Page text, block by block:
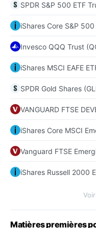
SPDR S&P 500 ETF
iShares Core S&P 500
Invesco QQQ Trust
iShares MSCI EAFE
SPDR Gold Shares
VANGUARD FTSE
iShares Core MSCI
Vanguard FTSE
iShares Russell 2000
Matières premières